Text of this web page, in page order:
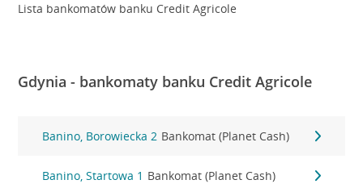
Lista bankomatów banku Credit Agricole
Gdynia - bankomaty banku Credit Agricole
Banino, Borowiecka 2 Bankomat (Planet Cash)
Banino, Startowa 1 Bankomat (Planet Cash)